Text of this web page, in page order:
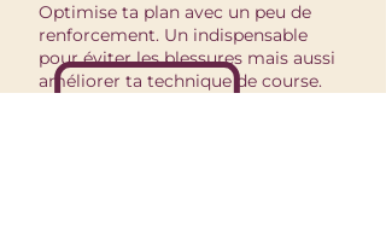
Optimise ta plan avec un peu de
renforcement. Un indispensable
pour éviter les blessures mais aussi
améliorer ta technique de course.